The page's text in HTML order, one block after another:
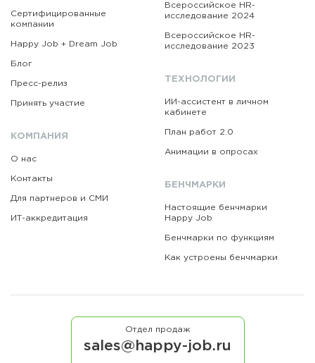
Сертифицированные
компании
Happy Job + Dream Job
Блог
Пресс-релиз
Принять участие
КОМПАНИЯ
О нас
Контакты
Для партнеров и СМИ
ИТ-аккредитация
Всероссийское HR-
исследование 2024
Всероссийское HR-
исследование 2023
ТЕХНОЛОГИИ
ИИ-ассистент в личном
кабинете
План работ 2.0
Анимации в опросах
БЕНЧМАРКИ
Настоящие бенчмарки
Happy Job
Бенчмарки по функциям
Как устроены бенчмарки
Отдел продаж
sales@happy-job.ru